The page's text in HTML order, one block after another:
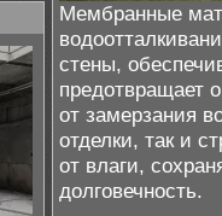
Мембранные
стены,
предотвращает
от замерзания
отделки, так и
от влаги,
долговечность.